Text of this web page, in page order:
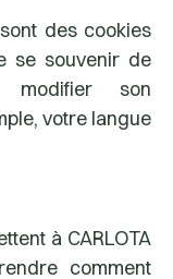
des cookies
se souvenir de
modifier son
votre langue
à CARLOTA
comment